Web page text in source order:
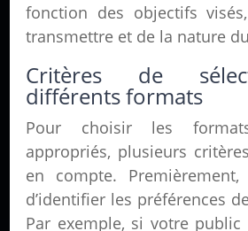
fonction des objectifs
transmettre et de la nature
Critères de
différents formats
Pour choisir les
appropriés, plusieurs
en compte.
d’identifier les préférences
Par exemple, si votre